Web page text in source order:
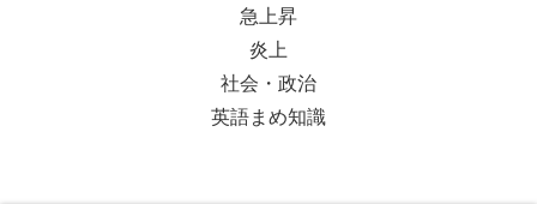
急上昇
炎上
社会・政治
英語まめ知識